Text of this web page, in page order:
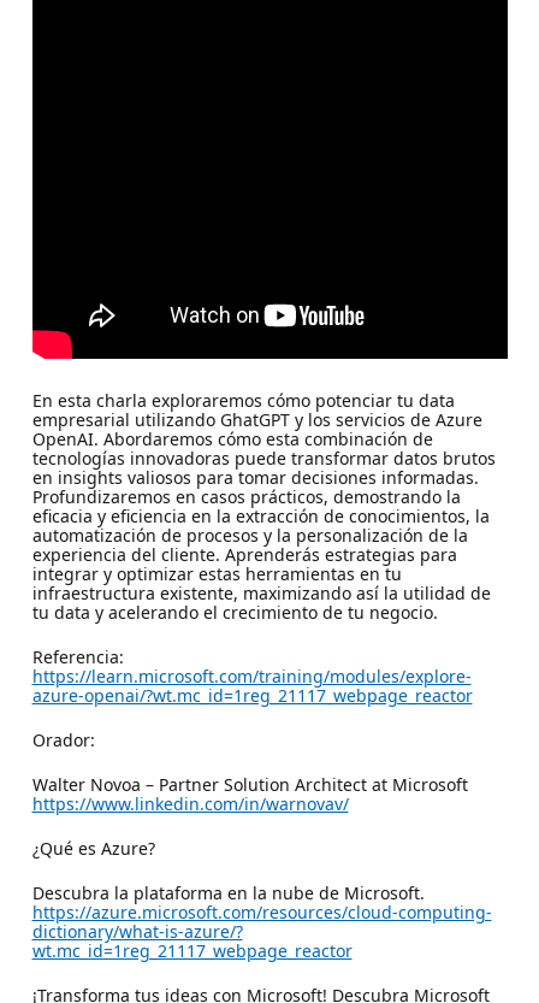
En esta charla exploraremos cómo potenciar tu data
empresarial utilizando GhatGPT y los servicios de Azure
OpenAI. Abordaremos cómo esta combinación de
tecnologías innovadoras puede transformar datos brutos
en insights valiosos para tomar decisiones informadas.
Profundizaremos en casos prácticos, demostrando la
eficacia y eficiencia en la extracción de conocimientos, la
automatización de procesos y la personalización de la
experiencia del cliente. Aprenderás estrategias para
integrar y optimizar estas herramientas en tu
infraestructura existente, maximizando así la utilidad de
tu data y acelerando el crecimiento de tu negocio.
Referencia:
https://learn.microsoft.com/training/modules/explore-
azure-openai/?wt.mc_id=1reg_21117_webpage_reactor
Orador:
Walter Novoa – Partner Solution Architect at Microsoft
https://www.linkedin.com/in/warnovav/
¿Qué es Azure?
Descubra la plataforma en la nube de Microsoft.
https://azure.microsoft.com/resources/cloud-computing-
dictionary/what-is-azure/?
wt.mc_id=1reg_21117_webpage_reactor
¡Transforma tus ideas con Microsoft! Descubra Microsoft